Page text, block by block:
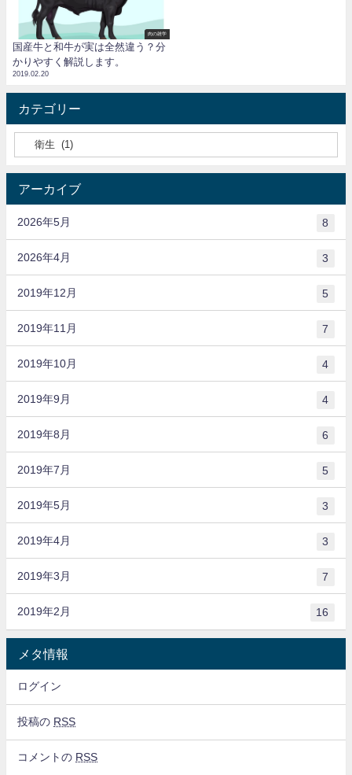
肉の雑学
国産牛と和牛が実は全然違う？分
かりやすく解説します。
2019.02.20
カテゴリー
アーカイブ
2026年5月 8
2026年4月 3
2019年12月 5
2019年11月 7
2019年10月 4
2019年9月 4
2019年8月 6
2019年7月 5
2019年5月 3
2019年4月 3
2019年3月 7
2019年2月 16
メタ情報
ログイン
投稿の RSS
コメントの RSS